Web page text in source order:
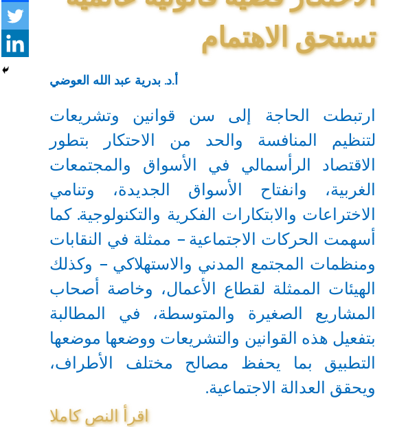
تستحق الاهتمام
أ.د. بدرية عبد الله العوضي
ارتبطت الحاجة إلى سن قوانين وتشريعات
لتنظيم المنافسة والحد من الاحتكار بتطور
الاقتصاد الرأسمالي في الأسواق والمجتمعات
الغربية، وانفتاح الأسواق الجديدة، وتنامي
الاختراعات والابتكارات الفكرية والتكنولوجية. كما
أسهمت الحركات الاجتماعية – ممثلة في النقابات
ومنظمات المجتمع المدني والاستهلاكي – وكذلك
الهيئات الممثلة لقطاع الأعمال، وخاصة أصحاب
المشاريع الصغيرة والمتوسطة، في المطالبة
بتفعيل هذه القوانين والتشريعات ووضعها موضعها
التطبيق بما يحفظ مصالح مختلف الأطراف،
ويحقق العدالة الاجتماعية.
اقرأ النص كاملا